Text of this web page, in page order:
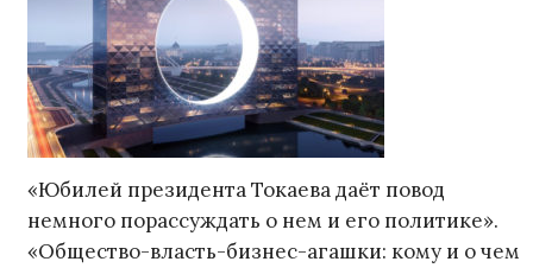
«Юбилей президента Токаева даёт повод
немного порассуждать о нем и его политике».
«Общество-власть-бизнес-агашки: кому и о чем